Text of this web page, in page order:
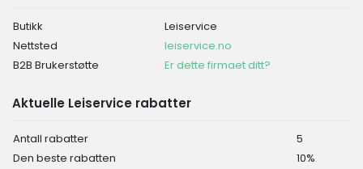
Butikk
Leiservice
Nettsted
leiservice.no
B2B Brukerstøtte
Er dette firmaet ditt?
Aktuelle Leiservice rabatter
Antall rabatter
5
Den beste rabatten
10%